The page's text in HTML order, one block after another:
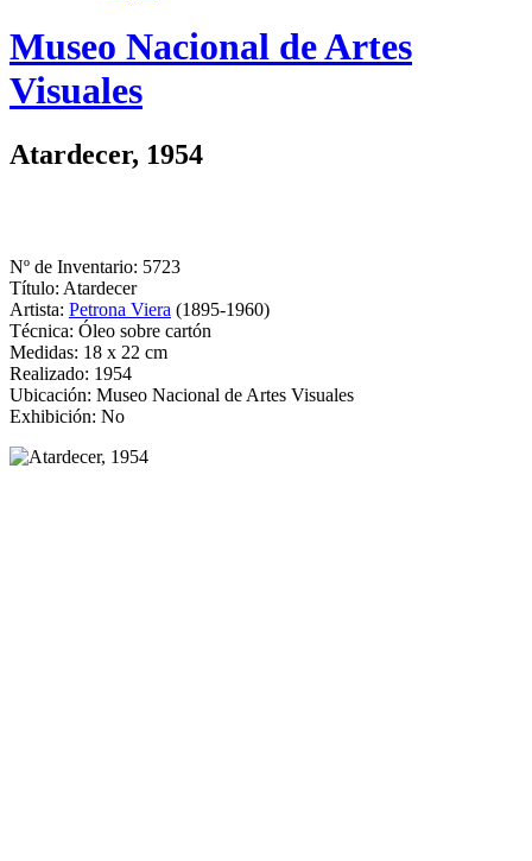
Logo
MNAV
Museo Nacional de Artes
Visuales
Atardecer, 1954
Nº de Inventario: 5723
Título: Atardecer
Artista: Petrona Viera (1895-1960)
Técnica: Óleo sobre cartón
Medidas: 18 x 22 cm
Realizado: 1954
Ubicación: Museo Nacional de Artes Visuales
Exhibición: No